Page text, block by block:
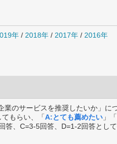
年 / 2018年 / 2017年 / 2016年
のサービスを推奨したいか」に
てもらい、「A:とても薦めたい 」「
、C=3-5回答、D=1-2回答として